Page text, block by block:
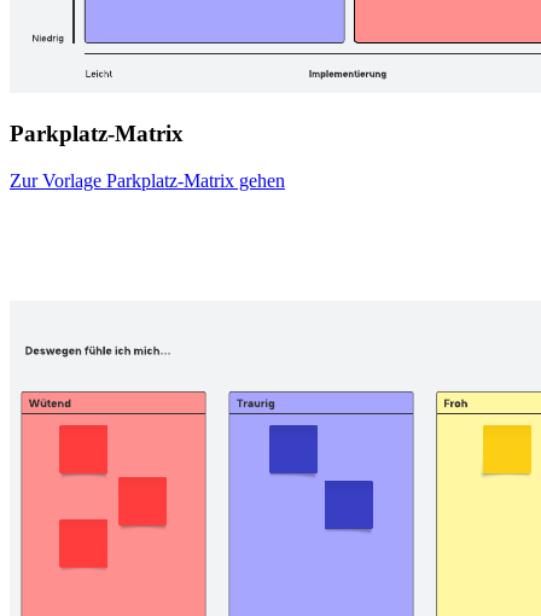
Parkplatz-Matrix
Zur Vorlage Parkplatz-Matrix gehen